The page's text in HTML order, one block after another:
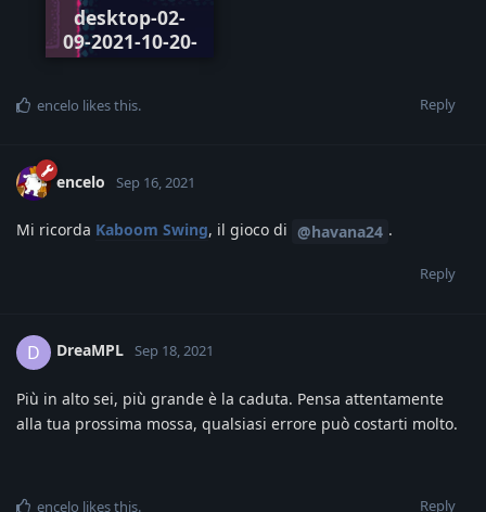
desktop-02-
09-2021-10-20-
24-635.png
Reply
encelo likes this.
encelo Sep 16, 2021
Mi ricorda Kaboom Swing, il gioco di @havana24 .
Reply
D DreaMPL Sep 18, 2021
Più in alto sei, più grande è la caduta. Pensa attentamente
alla tua prossima mossa, qualsiasi errore può costarti molto.
Reply
encelo likes this.